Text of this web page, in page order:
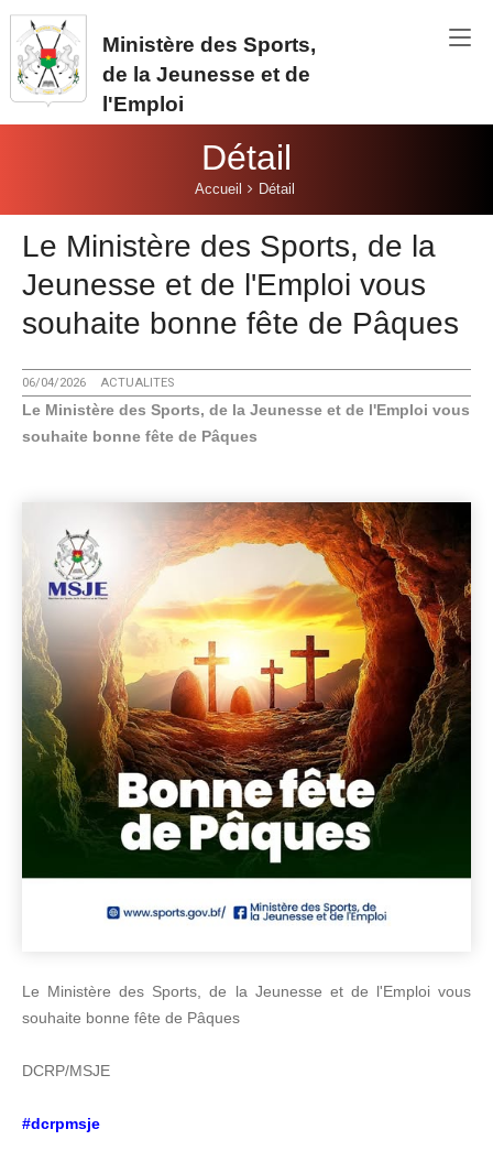
Aller au contenu principal
Ministère des Sports,
de la Jeunesse et de
l'Emploi
Détail
Accueil Détail
Le Ministère des Sports, de la
Jeunesse et de l'Emploi vous
souhaite bonne fête de Pâques
06/04/2026 ACTUALITES
Le Ministère des Sports, de la Jeunesse et de l'Emploi vous
souhaite bonne fête de Pâques
Le Ministère des Sports, de la Jeunesse et de l'Emploi vous
souhaite bonne fête de Pâques
DCRP/MSJE
#dcrpmsje